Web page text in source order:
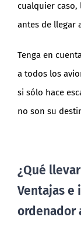
cualquier caso,
antes de llegar
Tenga en
a todos los
si sólo hace
no son su
¿Qué
Ventajas e
ordenador